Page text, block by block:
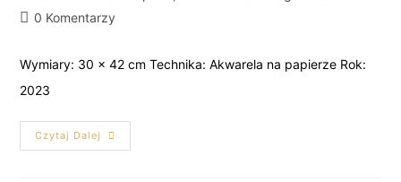
0 Komentarzy
Wymiary: 30 x 42 cm Technika: Akwarela na papierze Rok:
2023
Czytaj Dalej